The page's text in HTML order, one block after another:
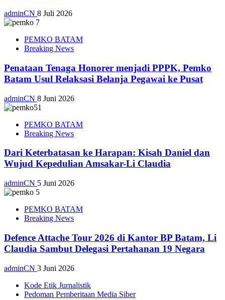
adminCN 8 Juli 2026
PEMKO BATAM
Breaking News
Penataan Tenaga Honorer menjadi PPPK, Pemko
Batam Usul Relaksasi Belanja Pegawai ke Pusat
adminCN 8 Juni 2026
PEMKO BATAM
Breaking News
Dari Keterbatasan ke Harapan: Kisah Daniel dan
Wujud Kepedulian Amsakar-Li Claudia
adminCN 5 Juni 2026
PEMKO BATAM
Breaking News
Defence Attache Tour 2026 di Kantor BP Batam, Li
Claudia Sambut Delegasi Pertahanan 19 Negara
adminCN 3 Juni 2026
Kode Etik Jurnalistik
Pedoman Pemberitaan Media Siber